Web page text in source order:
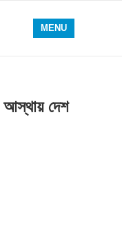
MENU
আস্থায় দেশ